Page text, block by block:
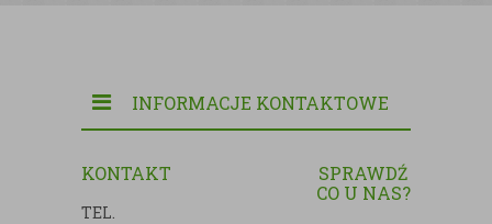
INFORMACJE KONTAKTOWE
KONTAKT
TEL.
SPRAWDŹ
CO U NAS?